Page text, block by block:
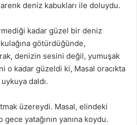
deniz kabukları ile doluydu.
kadar güzel bir deniz
götürdüğünde,
denizin sesini değil, yumuşak
o kadar güzeldi ki, Masal oracıkta
daldı.
üzereydi. Masal, elindeki
yatağının yanına koydu.